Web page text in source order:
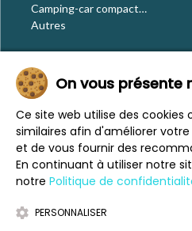
occasion
Camping-car compact
occasion
Autres
Le blog
Actualités
Évènements
Nos conseils
Vos voyages
CaraMaps
Espace presse
Mentions légales
On vous présente
Ce site web utilise des cookies
similaires afin d'améliorer
et de vous fournir des
En continuant à utiliser notre
notre Politique de
PERSONNALISER